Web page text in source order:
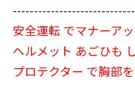
安全運転 でマナーア
ヘルメット あごひも
プロテクター で胸部